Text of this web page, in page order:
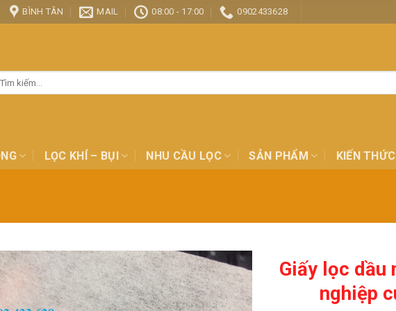
BÌNH TÂN MAIL 08:00 - 17:00 0902433628
LỌC KHÍ – BỤI NHU CẦU LỌC SẢN PHẨM KIẾN
Giấy lọc dầu
nghiệp